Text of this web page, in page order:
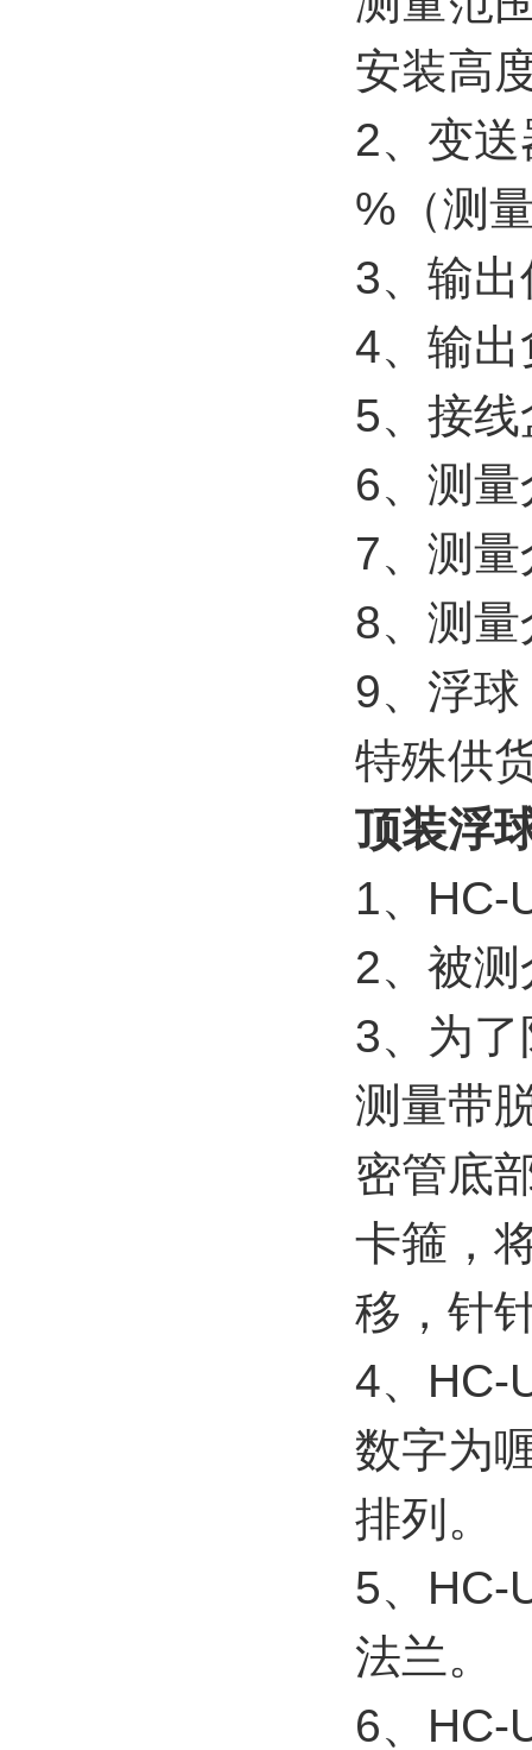
安装高
2、变
%（测
3、输
4、输
5、接
6、测
7、测
8、测
9、浮
特殊供
顶装浮
1、HC-
2、被
3、为
测量带
密管底
卡箍，
移，针
4、HC-
数字为
排列。
5、HC-
法兰。
6、HC-